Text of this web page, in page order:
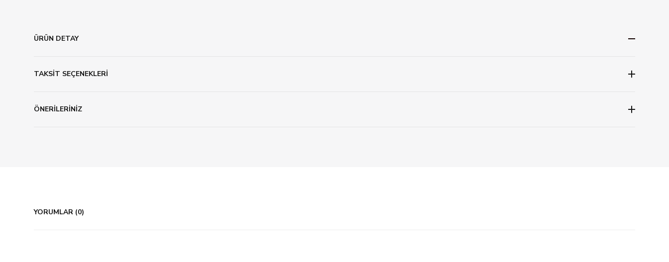
ÜRÜN DETAY
TAKSİT SEÇENEKLERİ
ÖNERİLERİNİZ
YORUMLAR (0)